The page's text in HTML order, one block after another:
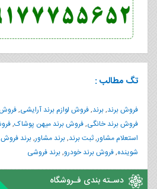
تگ مطالب :
فروش برند,برند,فروش لوازم برند آرایشی,فروش
فروش برند خانگی,فروش برند میهن پوشاک,
استعلام مشاور,ثبت برند,برند مشاور,برند فروش
شوینده,فروش برند خودرو,برند فروشی
دسـته بندی فـروشگاه